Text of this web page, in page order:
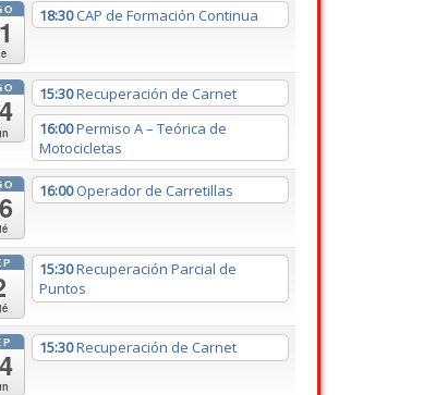
18:30CAP de Formación Continua
15:30Recuperación de Carnet
16:00Permiso A – Teórica de
Motocicletas
16:00Operador de Carretillas
15:30Recuperación Parcial de
Puntos
15:30Recuperación de Carnet